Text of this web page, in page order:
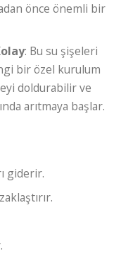
önce önemli bir
: Bu su şişeleri
bir özel kurulum
doldurabilir ve
arıtmaya başlar.
giderir.